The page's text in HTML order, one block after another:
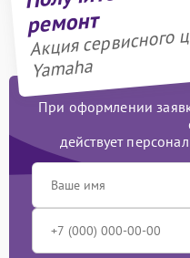
ремонт
Акция сервисного
Yamaha
При оформлении
действует